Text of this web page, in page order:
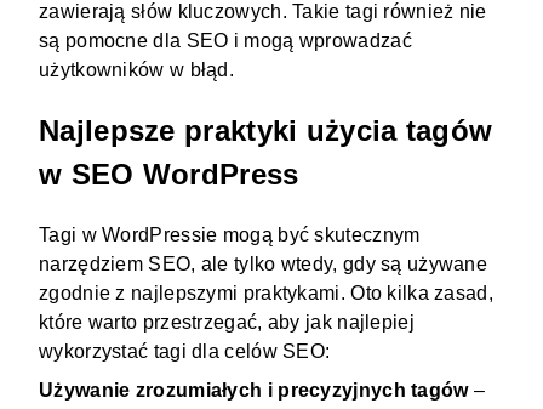
zawierają słów kluczowych. Takie tagi również nie
są pomocne dla SEO i mogą wprowadzać
użytkowników w błąd.
Najlepsze praktyki użycia tagów
w SEO WordPress
Tagi w WordPressie mogą być skutecznym
narzędziem SEO, ale tylko wtedy, gdy są używane
zgodnie z najlepszymi praktykami. Oto kilka zasad,
które warto przestrzegać, aby jak najlepiej
wykorzystać tagi dla celów SEO:
Używanie zrozumiałych i precyzyjnych tagów–